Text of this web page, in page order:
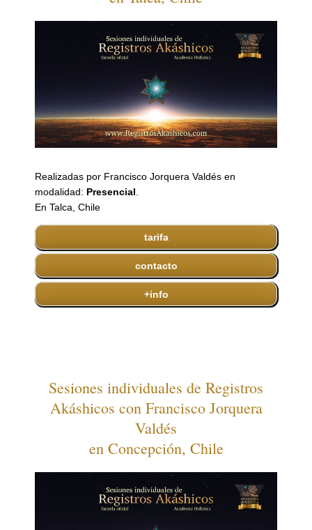
Realizadas por Francisco Jorquera Valdés en
modalidad: Presencial.
En Talca, Chile
tarifa
contacto
+info
Sesiones individuales de Registros
Akáshicos con Francisco Jorquera
Valdés
en Concepción, Chile